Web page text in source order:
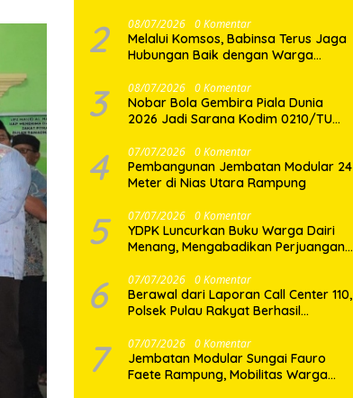
2 08/07/2026 0 Komentar
Melalui Komsos, Babinsa Terus Jaga
Hubungan Baik dengan Warga
3 08/07/2026 0 Komentar
Nobar Bola Gembira Piala Dunia
2026 Jadi Sarana Kodim 0210/TU
Kebersamaan dengan Warga
4 07/07/2026 0 Komentar
Pembangunan Jembatan Modular 24
Meter di Nias Utara Rampung
5 07/07/2026 0 Komentar
YDPK Luncurkan Buku Warga Dairi
Menang, Mengabadikan Perjuangan
Jalur Hukum
6 07/07/2026 0 Komentar
Berawal dari Laporan Call Center 110,
Polsek Pulau Rakyat Berhasil
Penyalahgunaan Narkotika
7 07/07/2026 0 Komentar
Jembatan Modular Sungai Fauro
Faete Rampung, Mobilitas Warga